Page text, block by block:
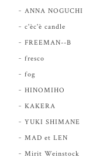
ANNA NOGUCHI
c'èc'è candle
FREEMAN--B
fresco
fog
HINOMIHO
KAKERA
YUKI SHIMANE
MAD et LEN
Mirit Weinstock